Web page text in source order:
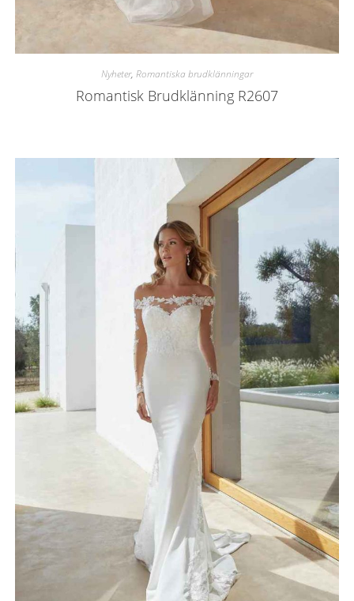
Nyheter, Romantiska brudklänningar
Romantisk Brudklänning R2607